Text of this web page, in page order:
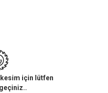
kesim için lütfen